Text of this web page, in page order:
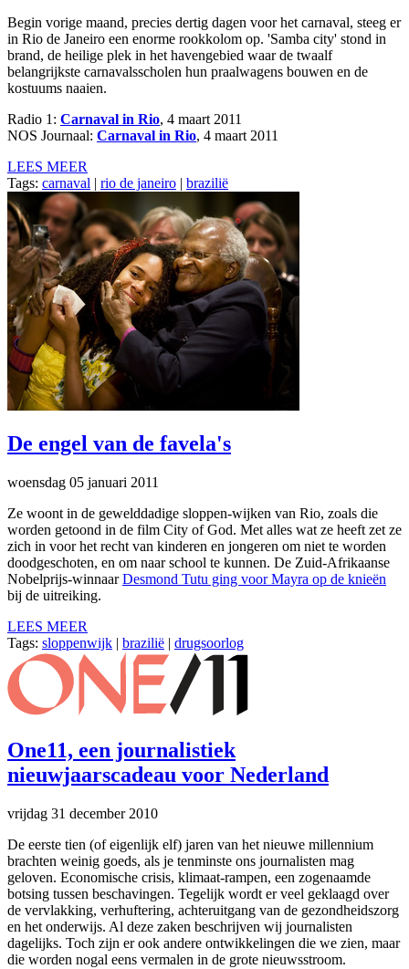
Begin vorige maand, precies dertig dagen voor het carnaval, steeg er
in Rio de Janeiro een enorme rookkolom op. 'Samba city' stond in
brand, de heilige plek in het havengebied waar de twaalf
belangrijkste carnavalsscholen hun praalwagens bouwen en de
kostuums naaien.
Radio 1: Carnaval in Rio, 4 maart 2011
NOS Journaal: Carnaval in Rio, 4 maart 2011
LEES MEER
Tags: carnaval | rio de janeiro | brazilië
De engel van de favela's
woensdag 05 januari 2011
Ze woont in de gewelddadige sloppen-wijken van Rio, zoals die
worden getoond in de film City of God. Met alles wat ze heeft zet ze
zich in voor het recht van kinderen en jongeren om niet te worden
doodgeschoten, en om naar school te kunnen. De Zuid-Afrikaanse
Nobelprijs-winnaarDesmond Tutu ging voor Mayra op de knieën
bij de uitreiking.
LEES MEER
Tags: sloppenwijk | brazilië | drugsoorlog
One11, een journalistiek
nieuwjaarscadeau voor Nederland
vrijdag 31 december 2010
De eerste tien (of eigenlijk elf) jaren van het nieuwe millennium
brachten weinig goeds, als je tenminste ons journalisten mag
geloven. Economische crisis, klimaat-rampen, een zogenaamde
botsing tussen beschavingen. Tegelijk wordt er veel geklaagd over
de vervlakking, verhuftering, achteruitgang van de gezondheidszorg
en het onderwijs. Al deze zaken beschrijven wij journalisten
dagelijks. Toch zijn er ook andere ontwikkelingen die we zien, maar
die worden nogal eens vermalen in de grote nieuwsstroom.